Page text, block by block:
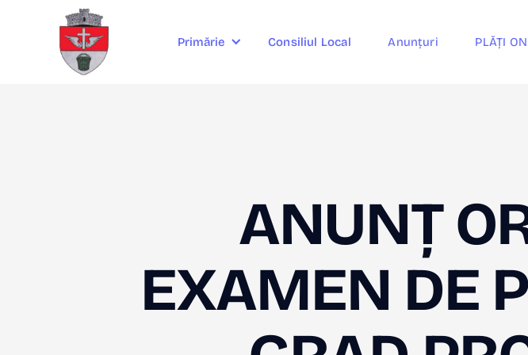
Primărie Consiliul Local Anunțuri PLĂȚI
ANUNȚ
EXAMEN DE